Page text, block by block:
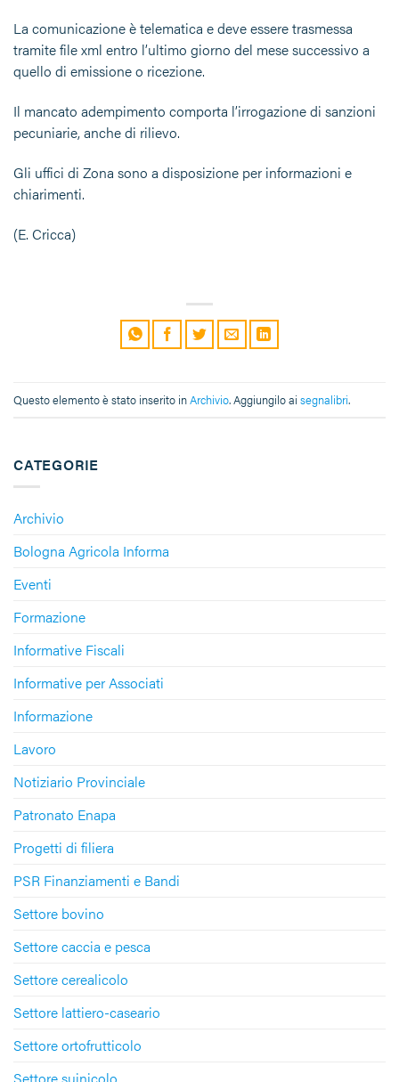
CATEGORIE
Archivio
Bologna Agricola Informa
Eventi
Formazione
Informative Fiscali
Informative per Associati
Informazione
Lavoro
Notiziario Provinciale
Patronato Enapa
Progetti di filiera
PSR Finanziamenti e Bandi
Settore bovino
Settore caccia e pesca
Settore cerealicolo
Settore lattiero-caseario
Settore ortofrutticolo
La comunicazione è telematica e deve essere trasmessa
tramite file xml entro l’ultimo giorno del mese successivo a
quello di emissione o ricezione.
Il mancato adempimento comporta l’irrogazione di sanzioni
pecuniarie, anche di rilievo.
Gli uffici di Zona sono a disposizione per informazioni e
chiarimenti.
(E. Cricca)
Questo elemento è stato inserito inArchivio. Aggiungilo ai segnalibri.